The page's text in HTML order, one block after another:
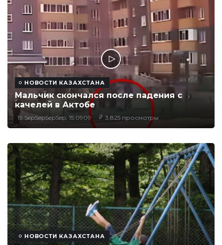
НОВОСТИ КАЗАХСТАНА
Мальчик скончался после падения с
качелей в Актобе
19 SepSepSepSep, 15:0909 3,825 просмотры
НОВОСТИ КАЗАХСТАНА